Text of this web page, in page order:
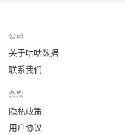
公司
关于咕咕数据
联系我们
条款
隐私政策
用户协议